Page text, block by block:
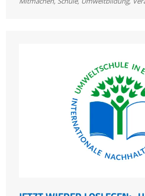
Internationale
ausgezeichnet